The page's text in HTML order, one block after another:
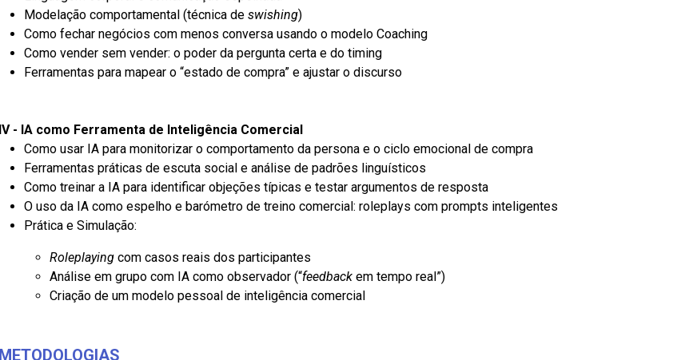
Modelação comportamental (técnica de swishing)
Como fechar negócios com menos conversa usando o modelo Coaching
Como vender sem vender: o poder da pergunta certa e do timing
Ferramentas para mapear o “estado de compra” e ajustar o discurso
IV - IA como Ferramenta de Inteligência Comercial
Como usar IA para monitorizar o comportamento da persona e o ciclo emocional de compra
Ferramentas práticas de escuta social e análise de padrões linguísticos
Como treinar a IA para identificar objeções típicas e testar argumentos de resposta
O uso da IA como espelho e barómetro de treino comercial: roleplays com prompts inteligentes
Prática e Simulação:
Roleplaying com casos reais dos participantes
Análise em grupo com IA como observador (“feedback em tempo real”)
Criação de um modelo pessoal de inteligência comercial
METODOLOGIAS